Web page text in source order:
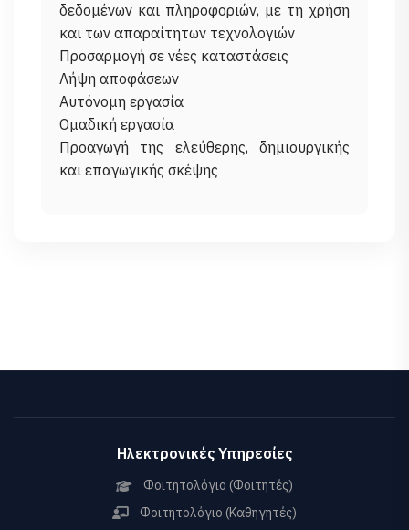
δεδομένων και πληροφοριών, με τη χρήση
και των απαραίτητων τεχνολογιών
Προσαρμογή σε νέες καταστάσεις
Λήψη αποφάσεων
Αυτόνομη εργασία
Ομαδική εργασία
Προαγωγή της ελεύθερης, δημιουργικής
Ηλεκτρονικές Υπηρεσίες
Φοιτητολόγιο (Φοιτητές)
Φοιτητολόγιο (Καθηγητές)